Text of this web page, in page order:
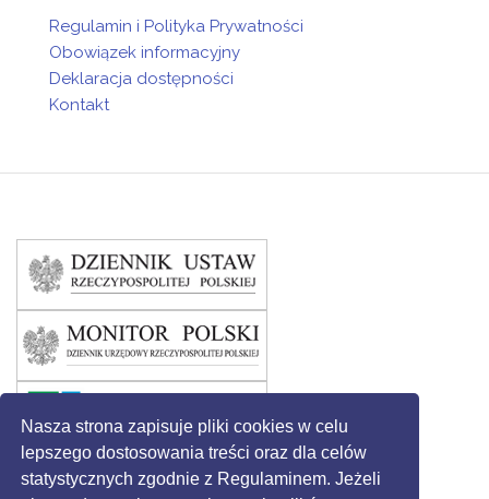
Nasza strona zapisuje pliki cookies w celu
lepszego dostosowania treści oraz dla celów
statystycznych zgodnie z Regulaminem. Jeżeli
Regulamin i Polityka Prywatności
Obowiązek informacyjny
Deklaracja dostępności
Kontakt